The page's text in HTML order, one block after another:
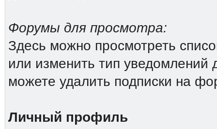
Форумы для просмотра:
Здесь можно просмотреть
или изменить тип
можете удалить подписки на
Личный профиль